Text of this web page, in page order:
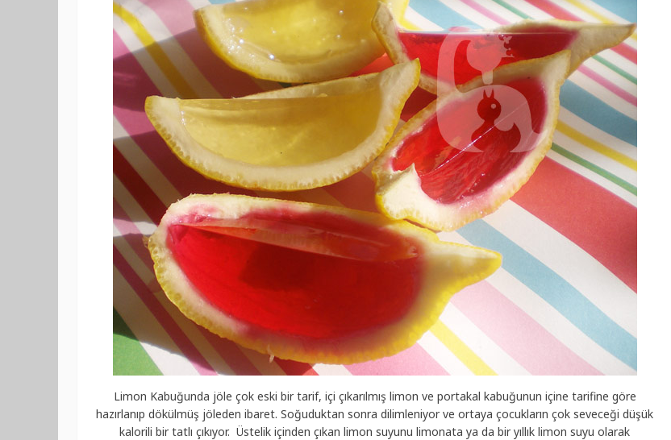
Limon Kabuğunda jöle çok eski bir tarif, içi çıkarılmış limon ve portakal kabuğunun içine tarifine göre
hazırlanıp dökülmüş jöleden ibaret. Soğuduktan sonra dilimleniyor ve ortaya çocukların çok seveceği düşük
kalorili bir tatlı çıkıyor. Üstelik içinden çıkan limon suyunu limonata ya da bir yıllık limon suyu olarak